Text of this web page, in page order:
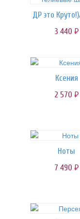
3 440 руб.
Ксения
2 570 руб.
Ноты
7 490 руб.